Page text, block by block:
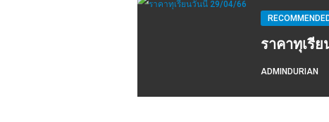
ราคาทุเรี
ADMINDURIAN